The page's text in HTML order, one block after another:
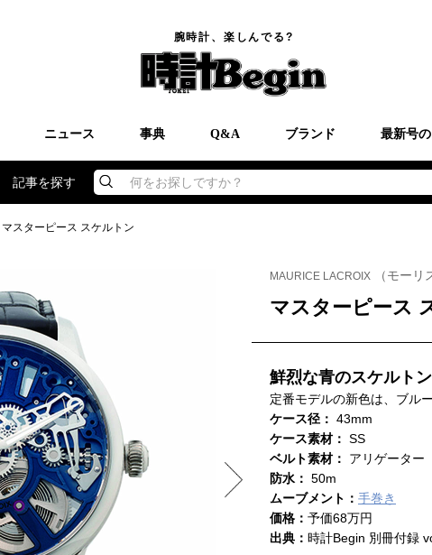
腕時計、楽しんでる?
ニュース 事典 Q&A ブランド 最新号
記事を探す 何をお探しですか？
マスターピース スケルトン
MAURICE LACROIX （モーリ
マスターピース
鮮烈な青のスケルトン
定番モデルの新色は、ブル
ケース径： 43mm
ケース素材： SS
ベルト素材： アリゲーター
防水： 50m
ムーブメント： 手巻き
価格： 予価68万円
出典： 時計Begin 別冊付録